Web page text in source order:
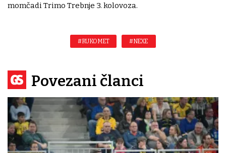
momčadi Trimo Trebnje 3. kolovoza.
#RUKOMET #NEXE
Povezani članci